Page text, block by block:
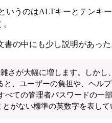
うのはALTキーとテンキ
。
書の中にも少し説明があった
さが大幅に増します。しかし
、ユーザーの負担や、ヘル
ての管理者パスワードの一
がない標準の英数字を表して